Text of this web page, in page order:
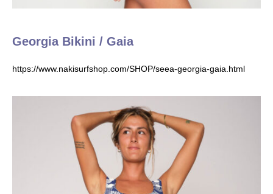
Georgia Bikini / Gaia
https://www.nakisurfshop.com/SHOP/seea-georgia-gaia.html